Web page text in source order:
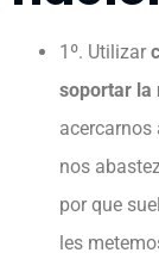
1º. Utilizar
soportar la
acercarnos
nos
por que
les